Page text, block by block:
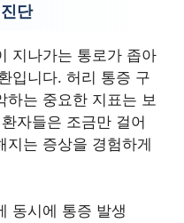
단
지나가는 통로가 좁아
입니다. 허리 통증 구
하는 중요한 지표는 보
자들은 조금만 걸어
지는 증상을 경험하게
동시에 통증 발생